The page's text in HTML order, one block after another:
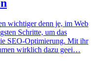
wichtiger denn je, im Web
Schritte, um das
SEO-Optimierung. Mit ihr
wirklich dazu geei…